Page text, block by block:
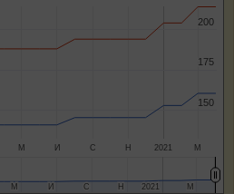
2021
М И С Н М
150
150
175
175
200
200
2021
2021
М
М ИИ С
С НН М
М